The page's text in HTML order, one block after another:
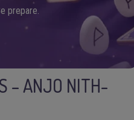
prepare.
– ANJO NITH-